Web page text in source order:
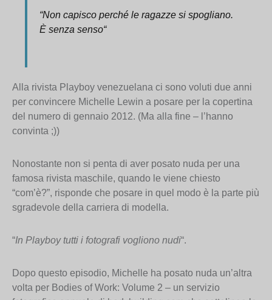
“Non capisco perché le ragazze si spogliano.
È senza senso“
Alla rivista Playboy venezuelana ci sono voluti due anni
per convincere Michelle Lewin a posare per la copertina
del numero di gennaio 2012. (Ma alla fine – l’hanno
convinta ;))
Nonostante non si penta di aver posato nuda per una
famosa rivista maschile, quando le viene chiesto
“com’è?”, risponde che posare in quel modo è la parte più
sgradevole della carriera di modella.
“In Playboy tutti i fotografi vogliono nudi“.
Dopo questo episodio, Michelle ha posato nuda un’altra
volta per Bodies of Work: Volume 2 – un servizio